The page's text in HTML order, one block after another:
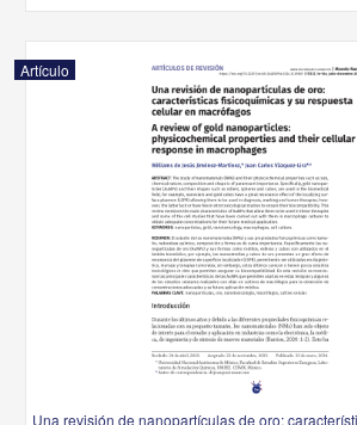
Artículo
Una revisión de nanopartículas de oro: